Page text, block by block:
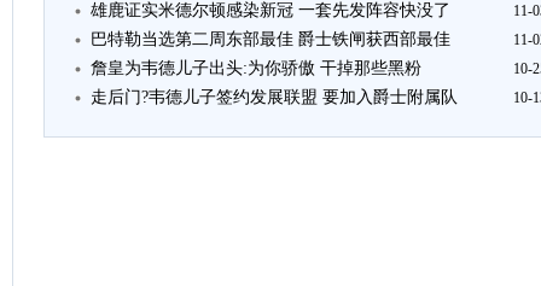
雄鹿证实米德尔顿感染新冠 一套先发阵容快没了 11-
巴特勒当选第二周东部最佳 爵士铁闸获西部最佳 11-
詹皇为韦德儿子出头:为你骄傲 干掉那些黑粉 10-
走后门?韦德儿子签约发展联盟 要加入爵士附属队 10-